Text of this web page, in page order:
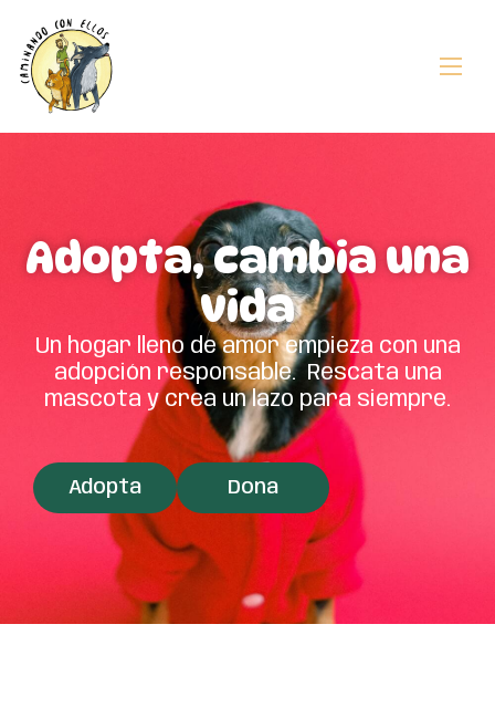
Adopta, cambia una
vida
Un hogar lleno de amor empieza con una
adopción responsable. Rescata una
mascota y crea un lazo para siempre.
Adopta Dona